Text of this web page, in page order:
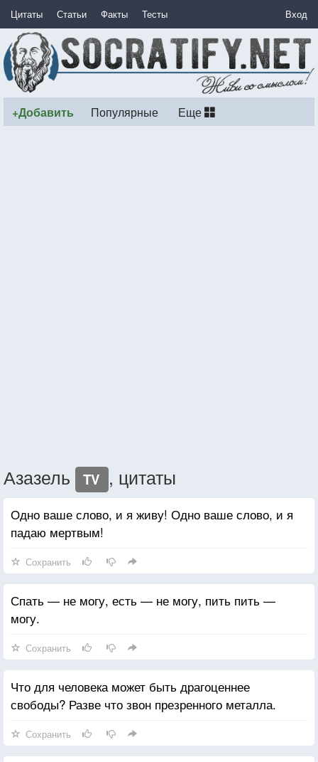
Цитаты Статьи Факты Тесты Вход
+Добавить Популярные Еще
Азазель TV , цитаты
Одно ваше слово, и я живу! Одно ваше слово, и я
падаю мертвым!
Сохранить
Спать — не могу, есть — не могу, пить пить —
могу.
Сохранить
Что для человека может быть драгоценнее
свободы? Разве что звон презренного металла.
Сохранить